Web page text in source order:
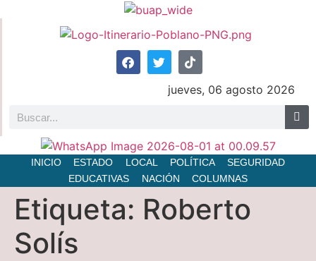
jueves, 06 agosto 2026
INICIO ESTADO LOCAL POLÍTICA
SEGURIDAD
EDUCATIVAS
NACIÓN COLUMNAS
Etiqueta: Roberto
Solís